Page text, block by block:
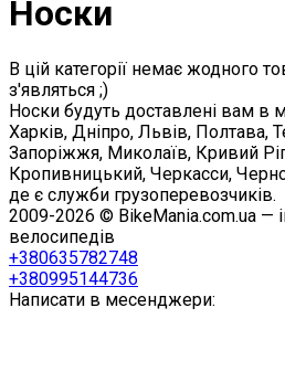
Носки
В цій категорії немає жодного
з'являться ;)
Носки будуть доставлені вам в
Харків, Дніпро, Львів, Полтава,
Запоріжжя, Миколаїв, Кривий
Кропивницький, Черкасси,
де є служби грузоперевозчиків.
2009-2026 © BikeMania.com.ua —
велосипедів
+380635782748
+380995144736
Написати в месенджери: